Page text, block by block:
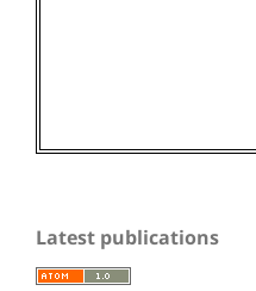
Latest publications